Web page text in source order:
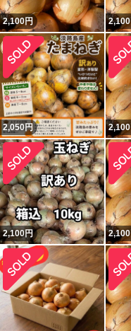
2,100円 2,100
2,050円 2,100
2,100円 2,100